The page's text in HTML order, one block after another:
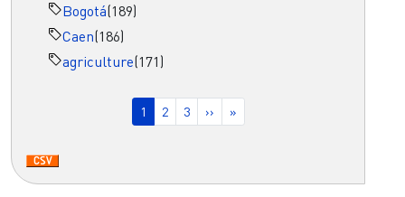
Bogotá(189)
Caen(186)
agriculture(171)
Page courante
1 Page
2 Page
3 Page suivante
›› Dernière page
»